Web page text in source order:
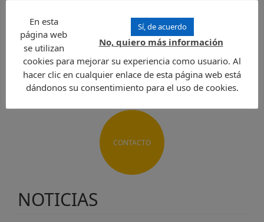
Los idiomas oficiales son el kazajo y ruso.
Enviar una solicitud
CONTACTO
NOTICIAS
Sí, de acuerdo
No, quiero más información
En esta
página web
se utilizan
cookies para mejorar su experiencia como usuario. Al
hacer clic en cualquier enlace de esta página web está
dándonos su consentimiento para el uso de cookies.